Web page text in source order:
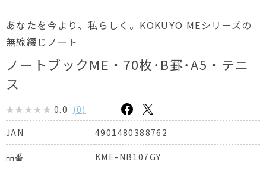
あなたを今より、私らしく。KOKUYO MEシリーズの
無線綴じノート
ノートブックME・70枚･B罫･A5・テニ
ス
0.0 (0)
JAN
4901480388762
品番 KME-NB107GY